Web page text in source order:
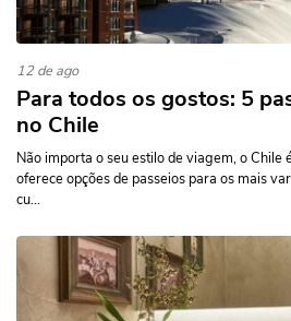
12 de ago
Para todos os gostos: 5
no Chile
Não importa o seu estilo de viagem, o Chile
oferece opções de passeios para os mais
cu...